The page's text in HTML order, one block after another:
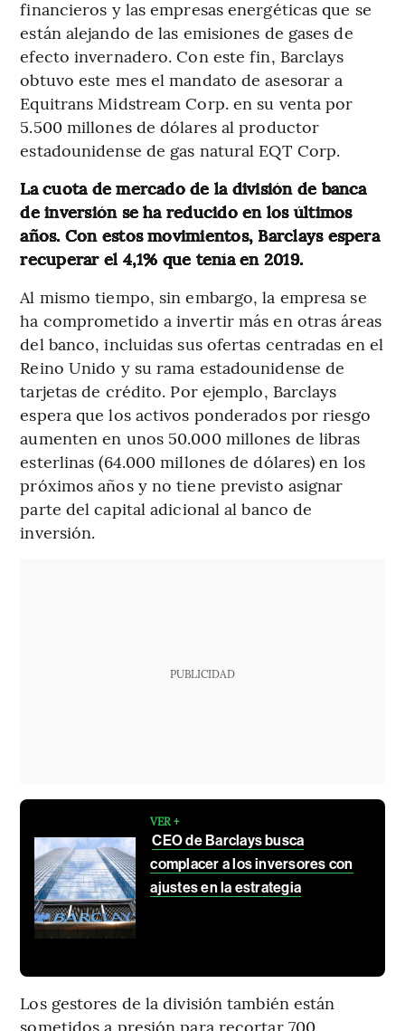
financieros y las empresas energéticas que se
están alejando de las emisiones de gases de
efecto invernadero. Con este fin, Barclays
obtuvo este mes el mandato de asesorar a
Equitrans Midstream Corp. en su venta por
5.500 millones de dólares al productor
estadounidense de gas natural EQT Corp.
La cuota de mercado de la división de banca
de inversión se ha reducido en los últimos
años. Con estos movimientos, Barclays espera
recuperar el 4,1% que tenía en 2019.
Al mismo tiempo, sin embargo, la empresa se
ha comprometido a invertir más en otras áreas
del banco, incluidas sus ofertas centradas en el
Reino Unido y su rama estadounidense de
tarjetas de crédito. Por ejemplo, Barclays
espera que los activos ponderados por riesgo
aumenten en unos 50.000 millones de libras
esterlinas (64.000 millones de dólares) en los
próximos años y no tiene previsto asignar
parte del capital adicional al banco de
inversión.
PUBLICIDAD
VER +
CEO de Barclays busca
complacer a los inversores con
ajustes en la estrategia
Los gestores de la división también están
sometidos a presión para recortar 700